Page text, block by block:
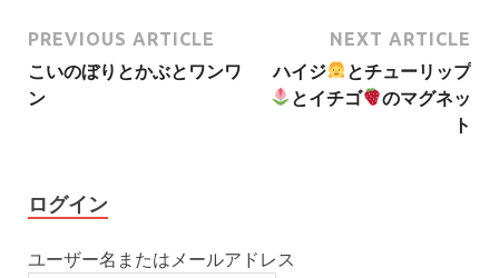
PREVIOUS ARTICLE
こいのぼりとかぶとワンワ
ン
NEXT ARTICLE
ハイジ
とチューリップ
とイチゴ
のマグネッ
ト
ログイン
ユーザー名またはメールアドレス